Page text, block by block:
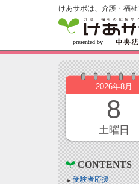
けあサポは、介護・福
2026年8月
8
土曜日
CONTENTS
受験者応援